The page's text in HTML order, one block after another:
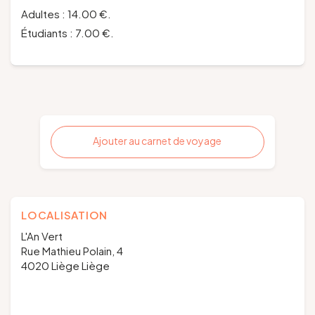
Adultes : 14.00 €.
Étudiants : 7.00 €.
Ajouter au carnet de voyage
LOCALISATION
L'An Vert
Rue Mathieu Polain, 4
4020 Liège Liège